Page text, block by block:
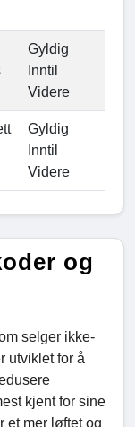
Gyldig
Inntil
Videre
Gyldig
Inntil
Videre
og
selger ikke-
utviklet for å
kjent for sine
et mer løftet og